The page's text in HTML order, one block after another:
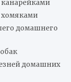
хомяками
домашнего
домашних